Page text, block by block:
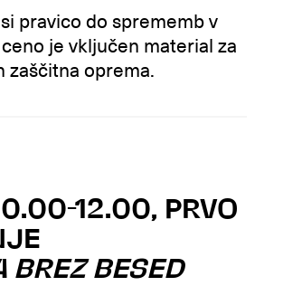
pravico do sprememb v
je vključen material za
zaščitna oprema.
12.00, PRVO
BREZ BESED